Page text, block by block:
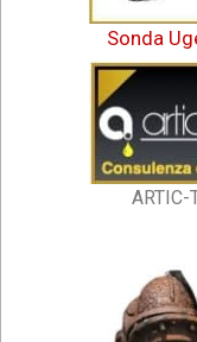
Sonda